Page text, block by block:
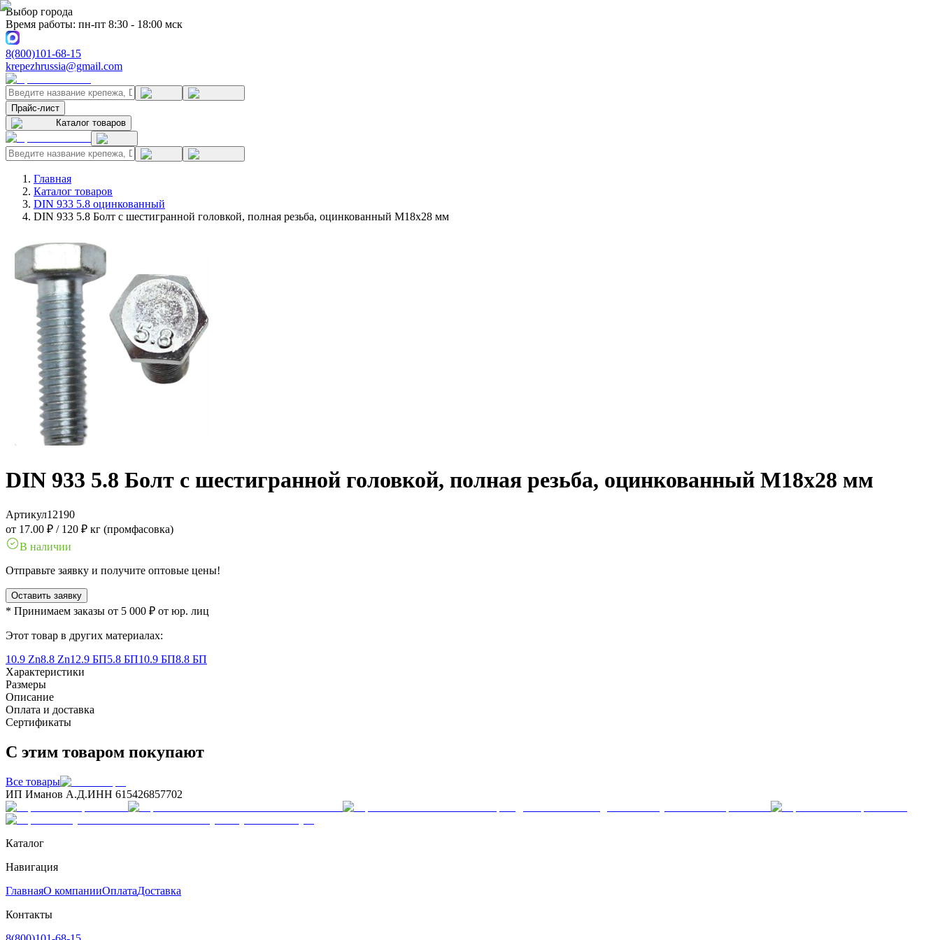
Выбор города
Время работы: пн-пт 8:30 - 18:00 мск
8(800)101-68-15
krepezhrussia@gmail.com
Прайс-лист
Каталог товаров
Главная
Каталог товаров
DIN 933 5.8 оцинкованный
DIN 933 5.8 Болт с шестигранной головкой, полная резьба, оцинкованный M18x28 мм
DIN 933 5.8 Болт с шестигранной головкой, полная резьба, оцинкованный M18x28 мм
Артикул12190
от 17.00 ₽ / 120 ₽ кг (промфасовка)
В наличии
Отправьте заявку и получите оптовые цены!
Оставить заявку
* Принимаем заказы от 5 000 ₽ от юр. лиц
Этот товар в других материалах:
10.9 Zn8.8 Zn12.9 БП5.8 БП10.9 БП8.8 БП
Характеристики
Размеры
Описание
Оплата и доставка
Сертификаты
С этим товаром покупают
Все товары
ИП Иманов А.Д.ИНН 615426857702
Каталог
Навигация
ГлавнаяО компанииОплатаДоставка
Контакты